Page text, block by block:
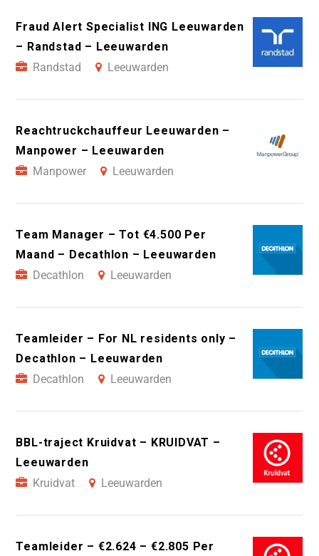
Fraud Alert Specialist ING Leeuwarden
– Randstad – Leeuwarden
Randstad
Leeuwarden
Reachtruckchauffeur Leeuwarden –
Manpower – Leeuwarden
Manpower
Leeuwarden
Team Manager – Tot €4.500 Per
Maand – Decathlon – Leeuwarden
Decathlon
Leeuwarden
Teamleider – For NL residents only –
Decathlon – Leeuwarden
Decathlon
Leeuwarden
BBL-traject Kruidvat – KRUIDVAT –
Leeuwarden
Kruidvat
Leeuwarden
Teamleider – €2.624 – €2.805 Per